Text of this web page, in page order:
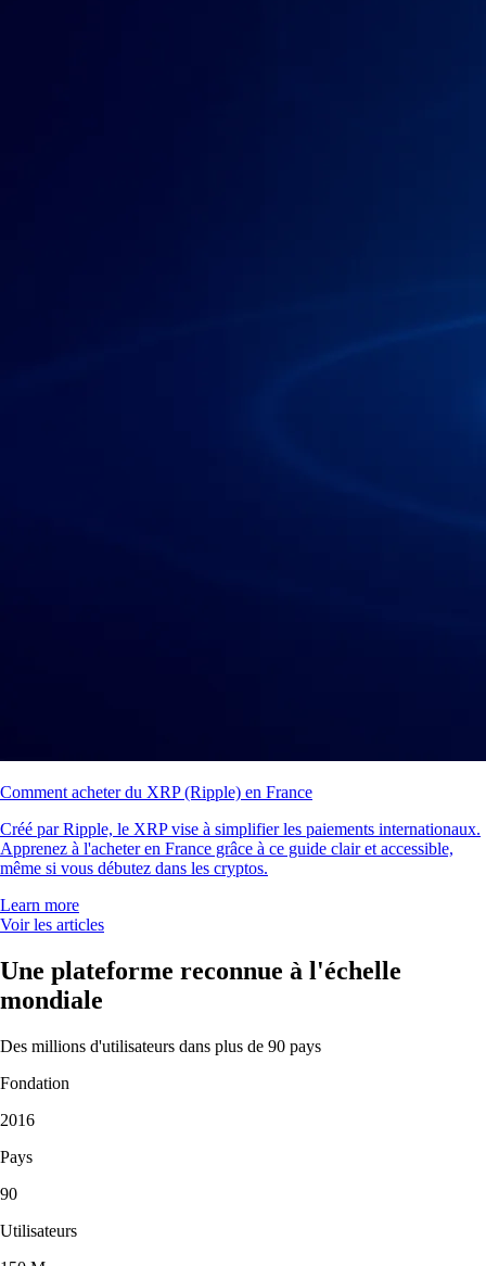
Comment acheter du XRP (Ripple) en France
Créé par Ripple, le XRP vise à simplifier les paiements internationaux.
Apprenez à l'acheter en France grâce à ce guide clair et accessible,
même si vous débutez dans les cryptos.
Learn more
Voir les articles
Une plateforme reconnue à l'échelle
mondiale
Des millions d'utilisateurs dans plus de 90 pays
Fondation
2016
Pays
90
Utilisateurs